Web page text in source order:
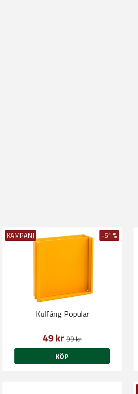
KAMPANJ -51 %
Kulfång Popular
49 kr 99 kr
KÖP